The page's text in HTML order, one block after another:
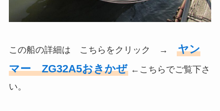
この船の詳細は こちらをクリック → ヤン
マー ZG32A5おきかぜ←こちらでご覧下さ
い。